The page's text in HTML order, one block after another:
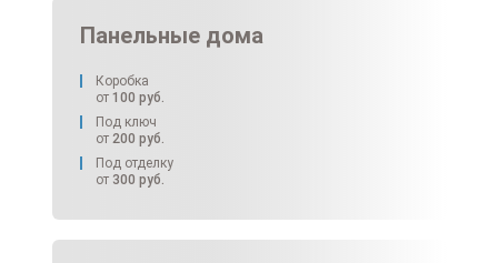
Панельные дома
Коробка
от 100 руб.
Под ключ
от 200 руб.
Под отделку
от 300 руб.